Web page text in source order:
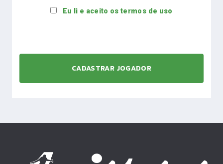
Eu li e aceito os termos de uso
CADASTRAR JOGADOR